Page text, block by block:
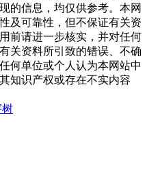
的信息，均仅供参考。本网
及可靠性，但不保证有关资
前请进一步核实，并对任何
关资料所引致的错误、不确
何单位或个人认为本网站中
知识产权或存在不实内容
树